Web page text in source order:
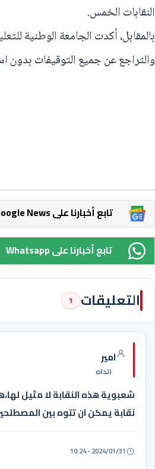
النقابات الخمس.
والتراجع عن جميع التوقيفات
Google News تابع أخبارنا على
Whatsapp تابع أخبارنا على
التعليقات 1
امير
الداه
شعبوية هذه النقابة لا مثيل
نقابة يمكن ان تتوه بين
2024/01/31 - 10:24